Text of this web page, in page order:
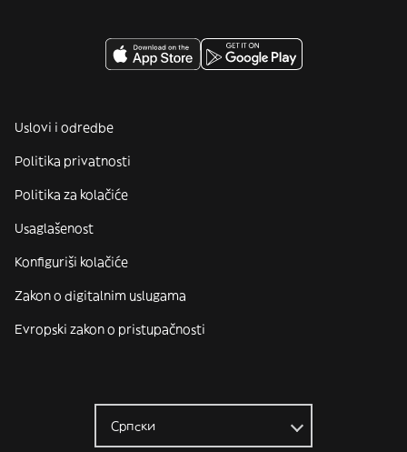
Uslovi i odredbe
Politika privatnosti
Politika za kolačiće
Usaglašenost
Konfiguriši kolačiće
Zakon o digitalnim uslugama
Evropski zakon o pristupačnosti